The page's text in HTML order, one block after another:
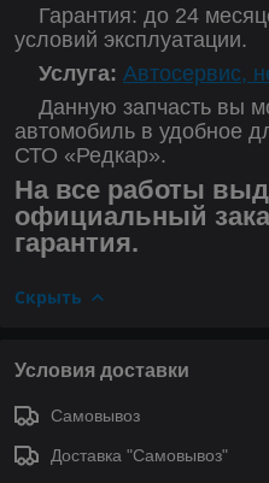
Гарантия: до 24
условий эксплуатации.
Услуга: Автосервис,
Данную запчасть вы
автомобиль в удобное
СТО «Редкар».
На все работы
официальный
гарантия.
Скрыть
Условия доставки
Самовывоз
Доставка "Самовывоз"